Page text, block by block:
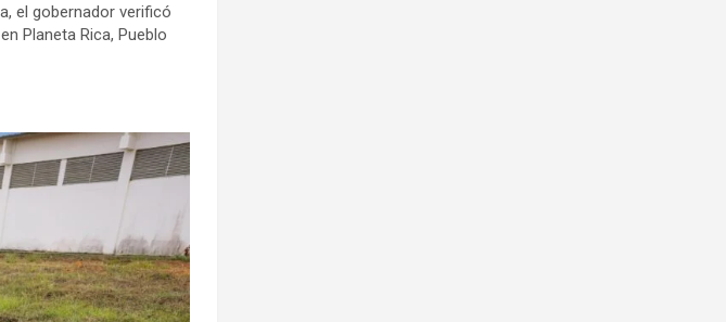
el gobernador verificó
Planeta Rica, Pueblo